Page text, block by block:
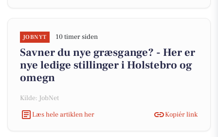
JOBNYT 10 timer siden
Savner du nye græsgange? - Her er
nye ledige stillinger i Holstebro og
omegn
Kilde: JobNet
Læs hele artiklen her
Kopiér link